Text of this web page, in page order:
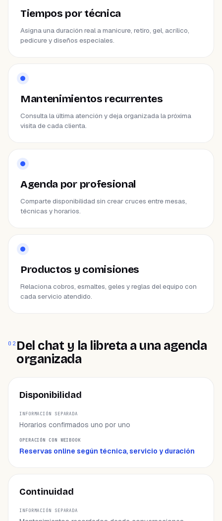
Tiempos por técnica
Asigna una duración real a manicure, retiro, gel, acrílico,
pedicure y diseños especiales.
Mantenimientos recurrentes
Consulta la última atención y deja organizada la próxima
visita de cada clienta.
Agenda por profesional
Comparte disponibilidad sin crear cruces entre mesas,
técnicas y horarios.
Productos y comisiones
Relaciona cobros, esmaltes, geles y reglas del equipo con
cada servicio atendido.
02 Del chat y la libreta a una agenda
organizada
ÁREA
Disponibilidad
Horarios confirmados uno por uno
Reservas online según técnica, servicio y duración
Continuidad